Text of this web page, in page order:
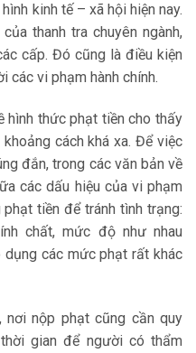
kinh tế – xã hội hiện nay.
thanh tra chuyên ngành,
cấp. Đó cũng là điều kiện
các vi phạm hành chính.
hình thức phạt tiền cho thấy
cách khá xa. Để việc
đắn, trong các văn bản về
các dấu hiệu của vi phạm
phạt tiền để tránh tình trạng:
chất, mức độ như nhau
các mức phạt rất khác
nơi nộp phạt cũng cần quy
gian để người có thẩm